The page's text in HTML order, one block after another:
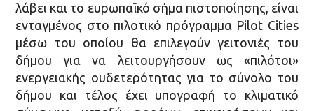
λάβει και το ευρωπαϊκό σήμα πιστοποίησης, είναι
ενταγμένος στο πιλοτικό πρόγραμμα Pilot Cities
μέσω του οποίου θα επιλεγούν γειτονιές του
δήμου για να λειτουργήσουν ως «πιλότοι»
ενεργειακής ουδετερότητας για το σύνολο του
δήμου και τέλος έχει υπογραφή το κλιματικό